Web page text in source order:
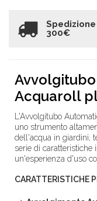
300€
Acquaroll
L'Avvolgitubo
uno strumento
dell'acqua in giardini,
serie di caratteristiche
un'esperienza d'uso
CARATTERISTICHE